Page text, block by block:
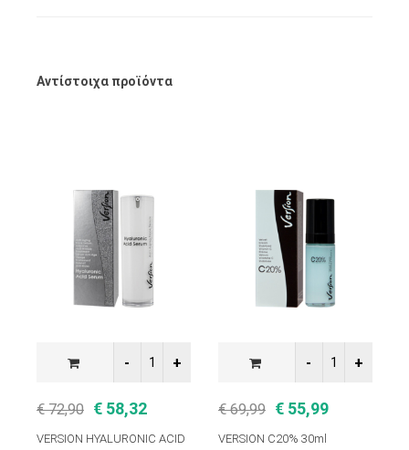
Αντίστοιχα προϊόντα
€ 72,90 € 58,32
VERSION HYALURONIC ACID
€ 69,99 € 55,99
VERSION C20% 30ml